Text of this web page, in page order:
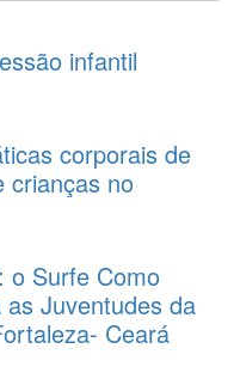
infantil
corporais de
crianças no
o Surfe Como
Juventudes da
Ceará